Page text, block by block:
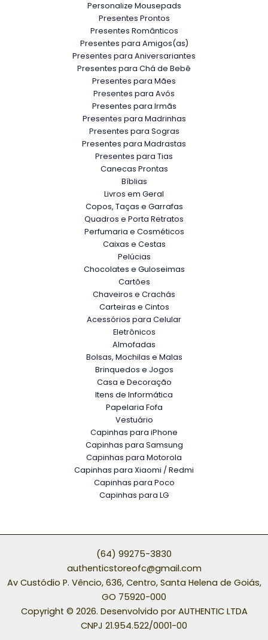
Personalize Mousepads
Presentes Prontos
Presentes Românticos
Presentes para Amigos(as)
Presentes para Aniversariantes
Presentes para Chá de Bebê
Presentes para Mães
Presentes para Avós
Presentes para Irmãs
Presentes para Madrinhas
Presentes para Sogras
Presentes para Madrastas
Presentes para Tias
Canecas Prontas
Bíblias
Livros em Geral
Copos, Taças e Garrafas
Quadros e Porta Retratos
Perfumaria e Cosméticos
Caixas e Cestas
Pelúcias
Chocolates e Guloseimas
Cartões
Chaveiros e Crachás
Carteiras e Cintos
Acessórios para Celular
Eletrônicos
Almofadas
Bolsas, Mochilas e Malas
Brinquedos e Jogos
Casa e Decoração
Itens de Informática
Papelaria Fofa
Vestuário
Capinhas para iPhone
Capinhas para Samsung
Capinhas para Motorola
Capinhas para Xiaomi / Redmi
Capinhas para Poco
Capinhas para LG
(64) 99275-3830
authenticstoreofc@gmail.com
Av Custódio P. Vêncio, 636, Centro, Santa Helena de Goiás,
GO 75920-000
Copyright © 2026. Desenvolvido por AUTHENTIC LTDA
CNPJ 21.954.522/0001-00